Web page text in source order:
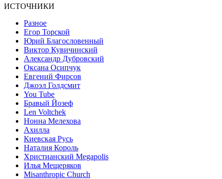
ИСТОЧНИКИ
Разное
Егор Торской
Юрий Благословенный
Виктор Кувичинский
Александр Дубровский
Оксана Осипчук
Евгений Фирсов
Джоэл Голдсмит
You Tube
Бравый Йозеф
Len Voltchek
Нонна Мелехова
Ахилла
Киевская Русь
Наталия Король
Христианский Megapolis
Илья Мещеряков
Misanthropic Church